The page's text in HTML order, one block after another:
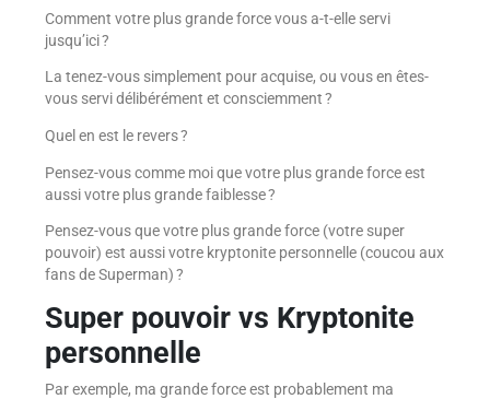
Comment votre plus grande force vous a-t-elle servi
jusqu’ici ?
La tenez-vous simplement pour acquise, ou vous en êtes-
vous servi délibérément et consciemment ?
Quel en est le revers ?
Pensez-vous comme moi que votre plus grande force est
aussi votre plus grande faiblesse ?
Pensez-vous que votre plus grande force (votre super
pouvoir) est aussi votre kryptonite personnelle (coucou aux
fans de Superman) ?
Super pouvoir vs Kryptonite
personnelle
Par exemple, ma grande force est probablement ma